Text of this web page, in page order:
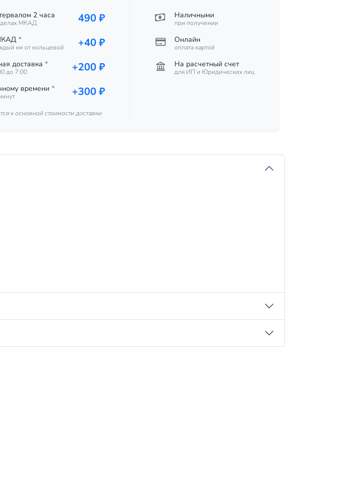
2 часа
МКАД 490 ₽
*
км от кольцевой +40 ₽
доставка *
до 7:00 +200 ₽
времени * +300 ₽
к основной стоимости доставки
Наличными
при получении
Онлайн
оплата картой
На расчетный счет
для ИП и Юридических лиц